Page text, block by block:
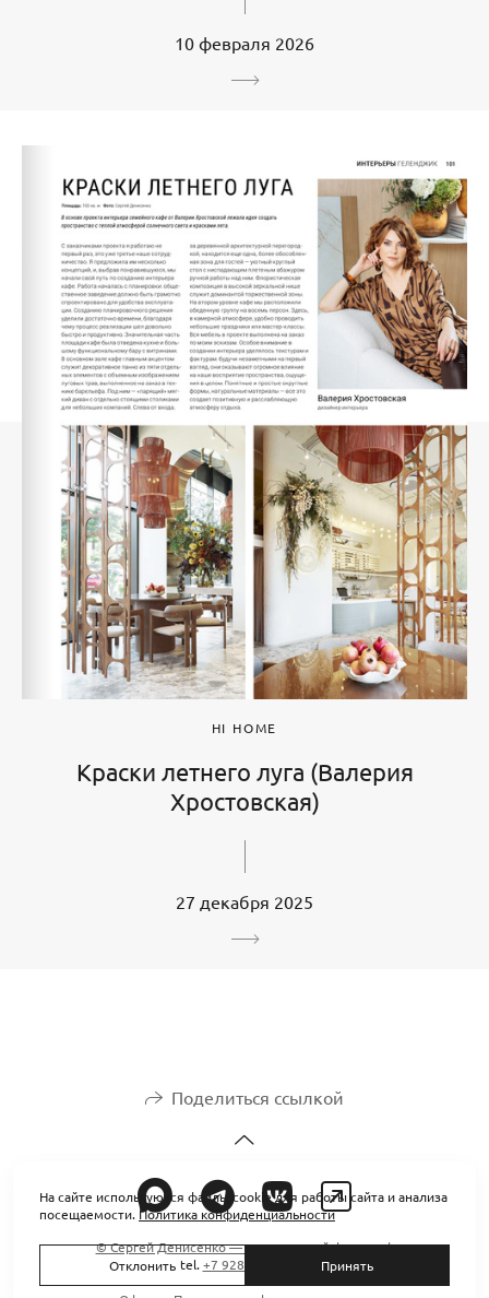
10 февраля 2026
HI HOME
Краски летнего луга (Валерия
Хростовская)
27 декабря 2025
Поделиться ссылкой
© Сергей Денисенко — интерьерный фотограф
tel.+7 928 884-92-58
На сайте используются файлы cookie для работы сайта и анализа
посещаемости. Политика конфиденциальности
Отклонить Принять